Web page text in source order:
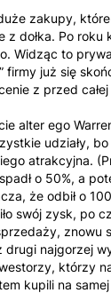
zakupy, które
z dołka. Po roku
Widząc to
firmy już się
z przed
alter ego
udziały,
atrakcyjna.
o 50%, a
że odbił o
swój zysk, po
znowu
drugi najgorzej
którzy
kupili na